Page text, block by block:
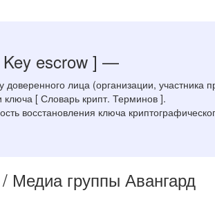
escrow ] —
лица (организации, участника
ключа [ Словарь крипт. Терминов ].
восстановления ключа
Медиа группы Авангард